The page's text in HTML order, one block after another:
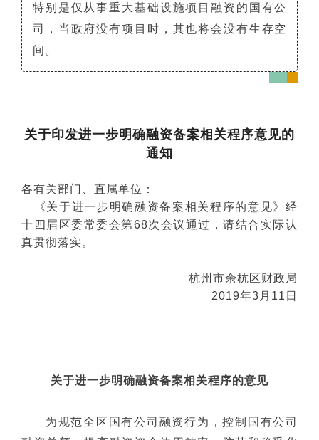
特别是仅从事重大基础设施项目融资的国有公
司，当政府没有项目时，其也将会没有生存空
间。
关于印发进一步明确融资备案相关程序意见的
通知
各有关部门、直属单位：
《关于进一步明确融资备案相关程序的意见》经
十四届区委常委会第68次会议通过，请结合实际认
真贯彻落实。
杭州市余杭区财政局
2019年3月11日
关于进一步明确融资备案相关程序的意见
为规范全区国有公司融资行为，控制国有公司